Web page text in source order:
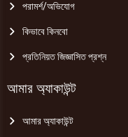
পরামর্শ/অভিযোগ
কিভাবে কিনবো
প্রতিনিয়ত জিজ্ঞাসিত প্রশ্ন
আমার অ্যাকাউন্ট
আমার অ্যাকাউন্ট